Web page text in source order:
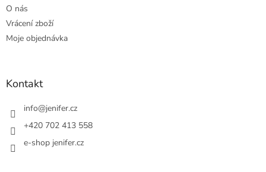
O nás
Vrácení zboží
Moje objednávka
Kontakt
info@jenifer.cz
+420 702 413 558
e-shop jenifer.cz